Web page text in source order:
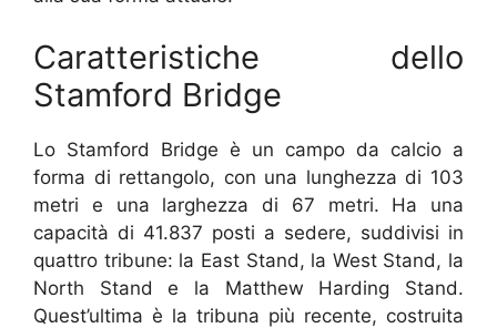
Caratteristiche dello
Stamford Bridge
Lo Stamford Bridge è un campo da calcio a
forma di rettangolo, con una lunghezza di 103
metri e una larghezza di 67 metri. Ha una
capacità di 41.837 posti a sedere, suddivisi in
quattro tribune: la East Stand, la West Stand, la
North Stand e la Matthew Harding Stand.
Quest’ultima è la tribuna più recente, costruita